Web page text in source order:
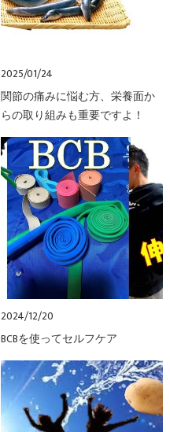
2025/01/24
関節の痛みに悩む方、栄養面か
らの取り組みも重要ですよ！
2024/12/20
BCBを使ってセルフケア